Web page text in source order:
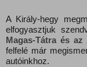
A Király-hegy
elfogyasztjuk
Magas-Tátra és az
felfelé már
autóinkhoz.